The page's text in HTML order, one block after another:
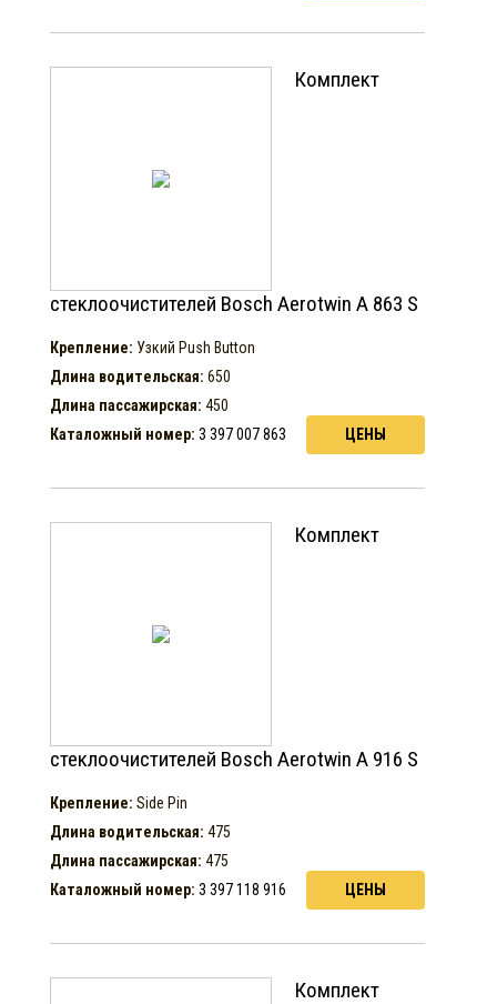
Комплект
стеклоочистителей Bosch Aerotwin A 863 S
Крепление: Узкий Push Button
Длина водительская: 650
Длина пассажирская: 450
Каталожный номер: 3 397 007 863 ЦЕНЫ
Комплект
стеклоочистителей Bosch Aerotwin A 916 S
Крепление: Side Pin
Длина водительская: 475
Длина пассажирская: 475
Каталожный номер: 3 397 118 916 ЦЕНЫ
Комплект